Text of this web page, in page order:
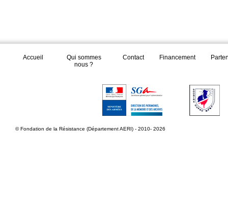
Accueil
Qui sommes
nous ?
Contact Financement
© Fondation de la Résistance (Département AERI) - 2010- 2026